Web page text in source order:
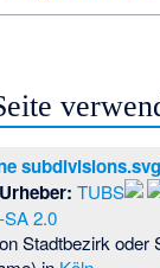
subdivisions.svg
TUBS
SA 2.0
Stadtbezirk oder